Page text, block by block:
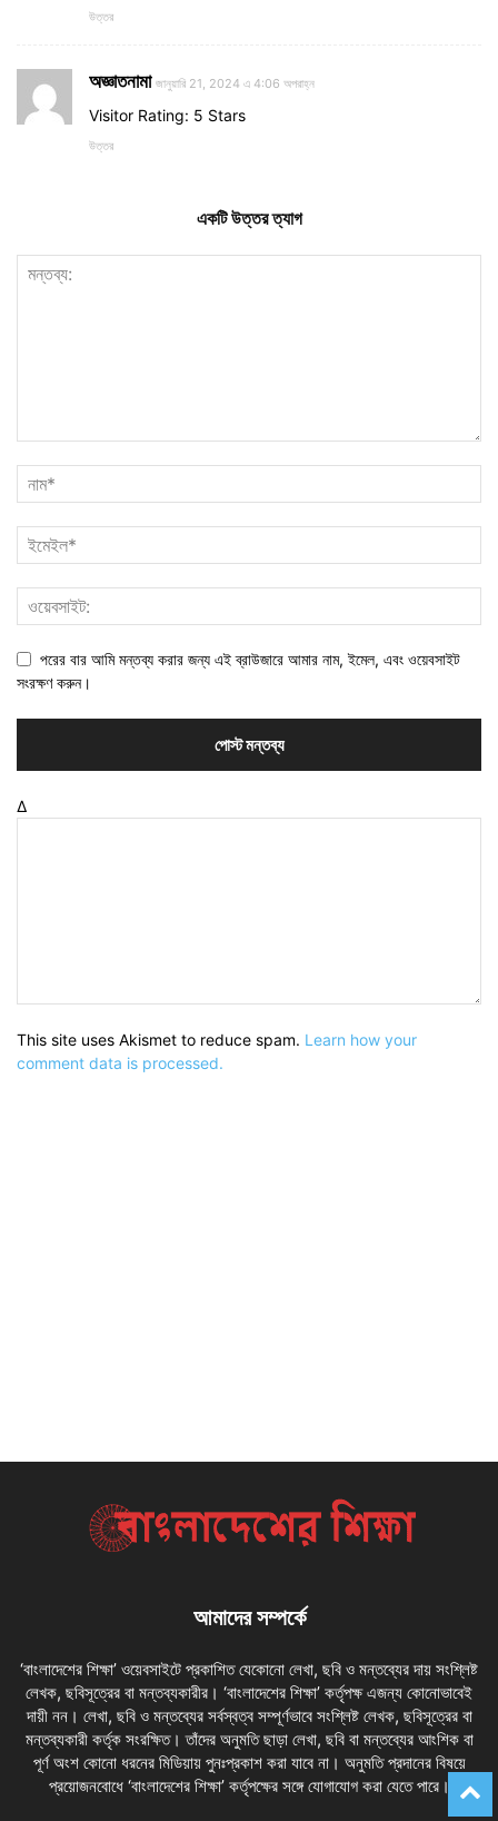
উত্তর
অজ্ঞাতনামা জানুয়ারি 21, 2024 এ 4:06 অপরাহ্ন
Visitor Rating: 5 Stars
উত্তর
একটি উত্তর ত্যাগ
পরের বার আমি মন্তব্য করার জন্য এই ব্রাউজারে আমার নাম, ইমেল, এবং ওয়েবসাইট
সংরক্ষণ করুন।
Δ
This site uses Akismet to reduce spam. Learn how your
comment data is processed.
আমাদের সম্পর্কে
‘বাংলাদেশের শিক্ষা’ ওয়েবসাইটে প্রকাশিত যেকোনো লেখা, ছবি ও মন্তব্যের দায় সংশ্লিষ্ট
লেখক, ছবিসূত্রের বা মন্তব্যকারীর। ‘বাংলাদেশের শিক্ষা’ কর্তৃপক্ষ এজন্য কোনোভাবেই
দায়ী নন। লেখা, ছবি ও মন্তব্যের সর্বস্বত্ব সম্পূর্ণভাবে সংশ্লিষ্ট লেখক, ছবিসূত্রের বা
মন্তব্যকারী কর্তৃক সংরক্ষিত। তাঁদের অনুমতি ছাড়া লেখা, ছবি বা মন্তব্যের আংশিক বা
পূর্ণ অংশ কোনো ধরনের মিডিয়ায় পুনঃপ্রকাশ করা যাবে না। অনুমতি প্রদানের বিষয়ে
প্রয়োজনবোধে ‘বাংলাদেশের শিক্ষা’ কর্তৃপক্ষের সঙ্গে যোগাযোগ করা যেতে পারে।